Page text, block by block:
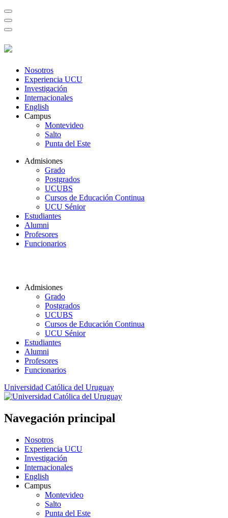
Nosotros
Experiencia UCU
Investigación
Internacionales
English
Campus
Montevideo
Salto
Punta del Este
Admisiones
Grado
Postgrados
UCUBS
Cursos de Educación Continua
UCU Sénior
Estudiantes
Alumni
Profesores
Funcionarios
Admisiones
Grado
Postgrados
UCUBS
Cursos de Educación Continua
UCU Sénior
Estudiantes
Alumni
Profesores
Funcionarios
Universidad Católica del Uruguay
Navegación principal
Nosotros
Experiencia UCU
Investigación
Internacionales
English
Campus
Montevideo
Salto
Punta del Este